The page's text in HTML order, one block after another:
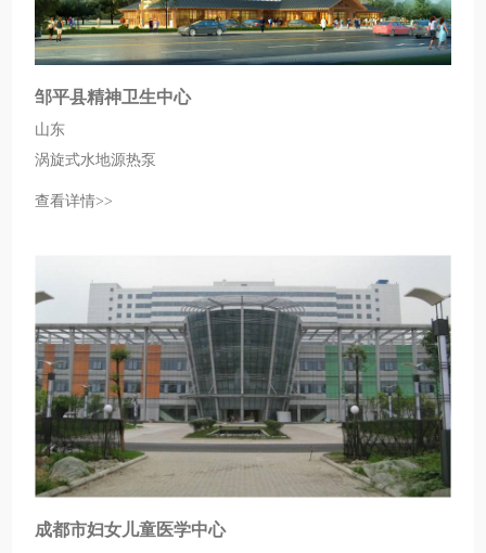
邹平县精神卫生中心
山东
涡旋式水地源热泵
查看详情>>
成都市妇女儿童医学中心